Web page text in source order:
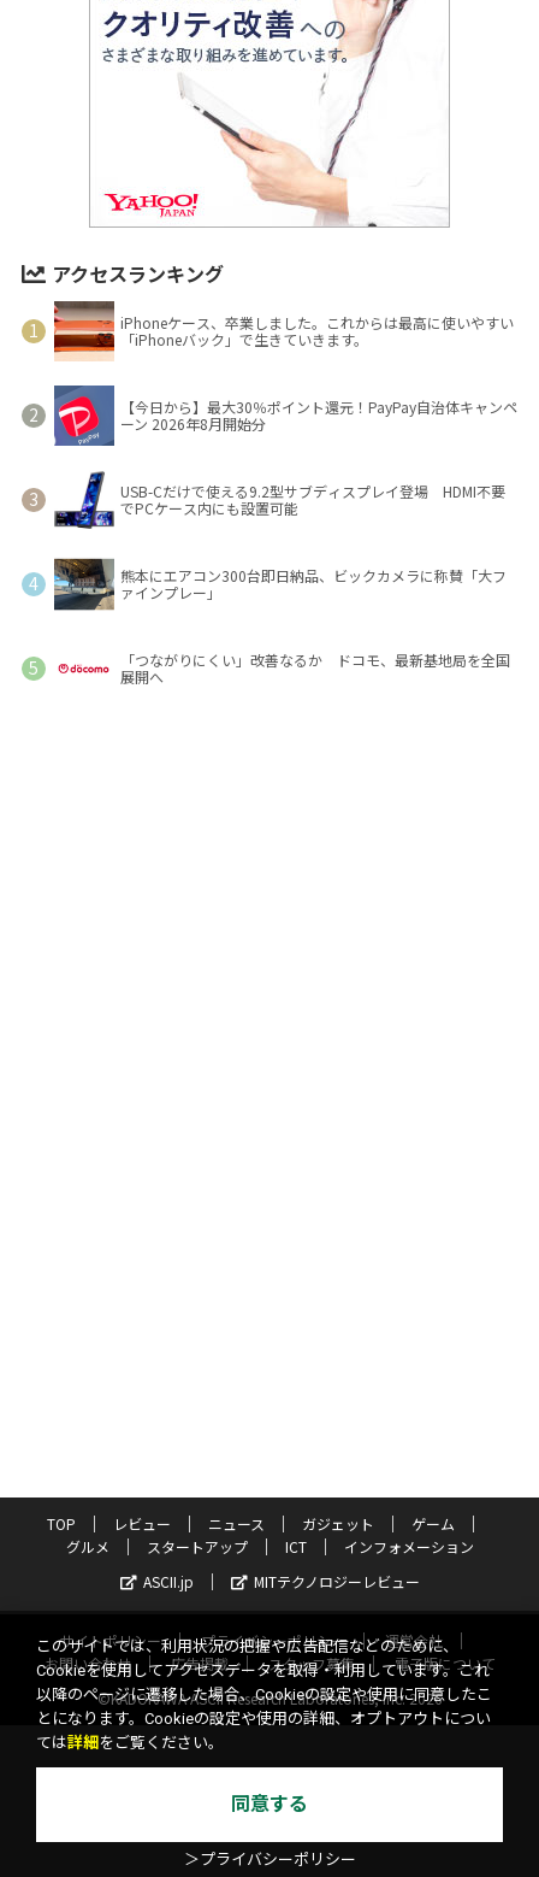
アクセスランキング
iPhoneケース、卒業しました。これからは最高に使いやすい
「iPhoneバック」で生きていきます。
【今日から】最大30％ポイント還元！PayPay自治体キャンペ
ーン 2026年8月開始分
USB-Cだけで使える9.2型サブディスプレイ登場 HDMI不要
でPCケース内にも設置可能
熊本にエアコン300台即日納品、ビックカメラに称賛「大フ
ァインプレー」
「つながりにくい」改善なるか ドコモ、最新基地局を全国
展開へ
TOP レビュー ニュース ガジェット
ゲーム
グルメ
スタートアップ ICT
インフォメーション
ASCII.jp
MITテクノロジーレビュー
サイトポリシー プライバシーポリシー
運営会社
お問い合わせ
広告掲載 スタッフ募集
電子版について
©KADOKAWA ASCII Research Laboratories, Inc. 2026
このサイトでは、利用状況の把握や広告配信などのために、
Cookieを使用してアクセスデータを取得・利用しています。これ
以降のページに遷移した場合、Cookieの設定や使用に同意したこ
とになります。Cookieの設定や使用の詳細、オプトアウトについ
ては詳細 をご覧ください。
同意する
＞プライバシーポリシー